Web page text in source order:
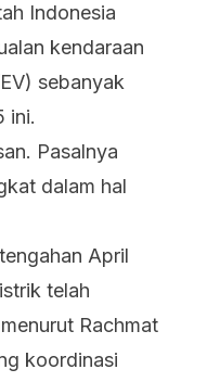
Indonesia
kendaraan
sebanyak
ini.
Pasalnya
dalam hal
April
telah
Rachmat
koordinasi